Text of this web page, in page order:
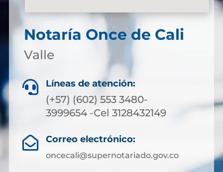
Notaría Once de Cali
Valle
 Líneas de atención:
(+57) (602) 553 3480-
3999654 -Cel 3128432149
 Correo electrónico:
oncecali@supernotariado.gov.co